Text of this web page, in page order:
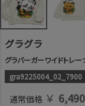
グラグラ
グラバーガーワイドトレー
gra9225004_02_7900
通常価格 ￥ 6,490